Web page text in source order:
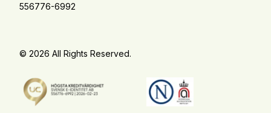
556776-6992
© 2026 All Rights Reserved.